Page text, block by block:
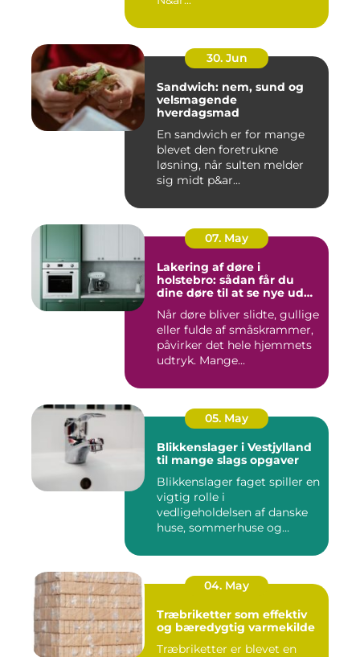
30. Jun
Sandwich: nem, sund og
velsmagende
hverdagsmad
En sandwich er for mange
blevet den foretrukne
løsning, når sulten melder
sig midt p&ar...
07. May
Lakering af døre i
holstebro: sådan får du
dine døre til at se nye ud
Når døre bliver slidte, gullige
eller fulde af småskrammer,
påvirker det hele hjemmets
udtryk. Mange...
05. May
Blikkenslager i Vestjylland
til mange slags opgaver
Blikkenslager faget spiller en
vigtig rolle i
vedligeholdelsen af danske
huse, sommerhuse og
04. May
Træbriketter som effektiv
og bæredygtig varmekilde
Træbriketter er blevet en